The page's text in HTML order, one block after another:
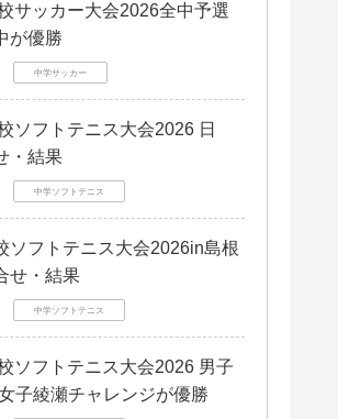
サッカー大会2026全中予選
が優勝
中学サッカー
ソフトテニス大会2026 日
・結果
中学ソフトテニス
ソフトテニス大会2026in島根
せ・結果
中学ソフトテニス
ソフトテニス大会2026 男子
子綾瀬チャレンジが優勝